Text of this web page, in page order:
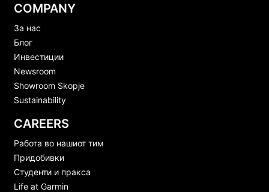
COMPANY
За нас
Блог
Инвестиции
Newsroom
Showroom Skopje
Sustainability
CAREERS
Работа во нашиот тим
Придобивки
Студенти и пракса
Life at Garmin